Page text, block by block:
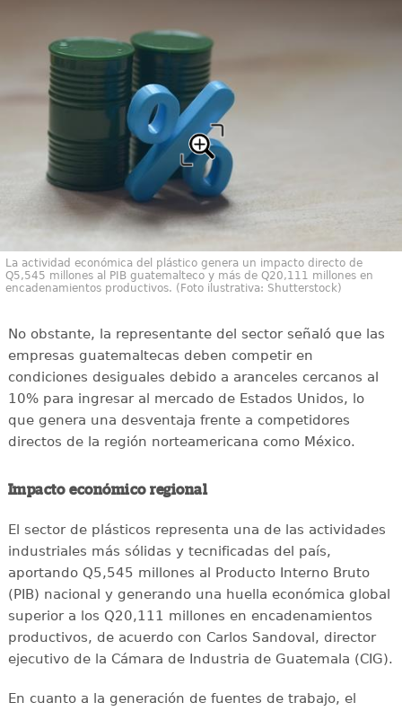
La actividad económica del plástico genera un impacto directo de
Q5,545 millones al PIB guatemalteco y más de Q20,111 millones en
encadenamientos productivos. (Foto ilustrativa: Shutterstock)
No obstante, la representante del sector señaló que las
empresas guatemaltecas deben competir en
condiciones desiguales debido a aranceles cercanos al
10% para ingresar al mercado de Estados Unidos, lo
que genera una desventaja frente a competidores
directos de la región norteamericana como México.
Impacto económico regional
El sector de plásticos representa una de las actividades
industriales más sólidas y tecnificadas del país,
aportando Q5,545 millones al Producto Interno Bruto
(PIB) nacional y generando una huella económica global
superior a los Q20,111 millones en encadenamientos
productivos, de acuerdo con Carlos Sandoval, director
ejecutivo de la Cámara de Industria de Guatemala (CIG).
En cuanto a la generación de fuentes de trabajo, el